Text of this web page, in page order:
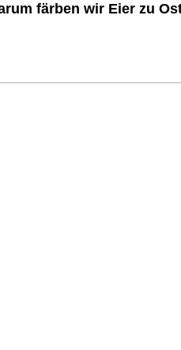
färben wir Eier zu